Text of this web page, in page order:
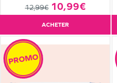
12,99€ 10,99€
ACHETER
PROMO